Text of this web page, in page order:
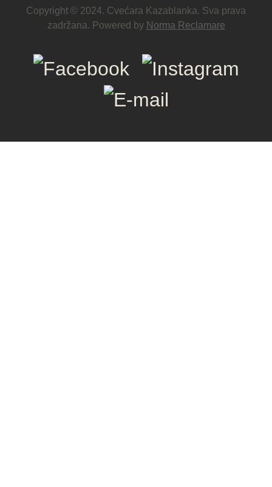
Copyright © 2024. Cvećara Kazablanka. Sva prava
zadržana. Powered by Norma Reclamare